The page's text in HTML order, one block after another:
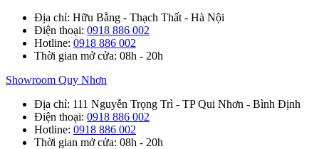
Địa chỉ: Hữu Bằng - Thạch Thất - Hà Nội
Điện thoại: 0918 886 002
Hotline: 0918 886 002
Thời gian mở cửa: 08h - 20h
Showroom Quy Nhơn
Địa chỉ: 111 Nguyễn Trọng Trì - TP Qui Nhơn - Bình Định
Điện thoại: 0918 886 002
Hotline: 0918 886 002
Thời gian mở cửa: 08h - 20h